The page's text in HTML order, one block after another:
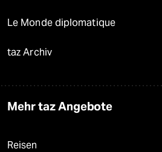
Le Monde diplomatique
taz Archiv
Mehr taz Angebote
Reisen